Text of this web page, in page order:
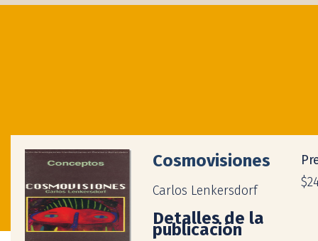
Cosmovisiones
Carlos Lenkersdorf
Detalles de la
publicación